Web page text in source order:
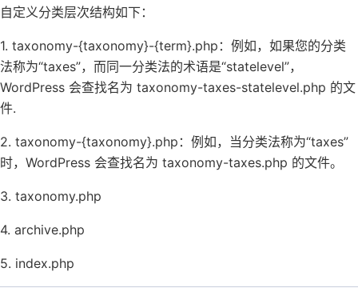
自定义分类层次结构如下：
1. taxonomy-{taxonomy}-{term}.php：例如，如果您的分类
法称为“taxes”，而同一分类法的术语是“statelevel”，
WordPress 会查找名为 taxonomy-taxes-statelevel.php 的文
件.
2. taxonomy-{taxonomy}.php：例如，当分类法称为“taxes”
时，WordPress 会查找名为 taxonomy-taxes.php 的文件。
3. taxonomy.php
4. archive.php
5. index.php